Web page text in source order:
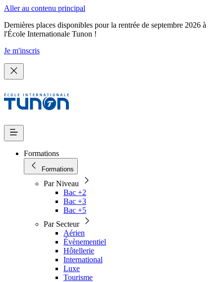
Aller au contenu principal
Dernières places disponibles pour la rentrée de septembre 2026 à
l'École Internationale Tunon !
Je m'inscris
Formations
Formations
Par Niveau
Bac +2
Bac +3
Bac +5
Par Secteur
Aérien
Évènementiel
Hôtellerie
International
Luxe
Tourisme